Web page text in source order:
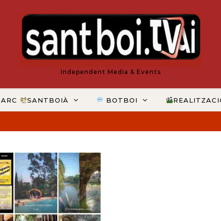
Independent Media & Events
SANTBOIÀ BOTBOI